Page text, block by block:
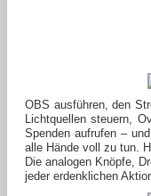
OBS ausführen, den
Lichtquellen steuern,
Spenden aufrufen –
alle Hände voll zu tun.
Die analogen Knöpfe,
jeder erdenklichen